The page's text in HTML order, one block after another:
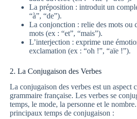
La préposition : introduit un
“à”, “de”).
La conjonction : relie des mots ou
mots (ex : “et”, “mais”).
L’interjection : exprime une
exclamation (ex : “oh !”, “aïe !”).
2. La Conjugaison des Verbes
La conjugaison des verbes est un aspect
grammaire française. Les verbes se
temps, le mode, la personne et le
principaux temps de conjugaison :